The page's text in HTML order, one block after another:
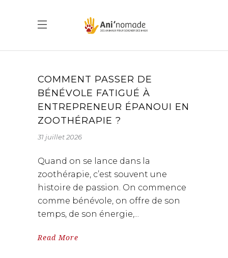
COMMENT PASSER DE
BÉNÉVOLE FATIGUÉ À
ENTREPRENEUR ÉPANOUI EN
ZOOTHÉRAPIE ?
31 juillet 2026
Quand on se lance dans la
zoothérapie, c’est souvent une
histoire de passion. On commence
comme bénévole, on offre de son
temps, de son énergie,
Read More